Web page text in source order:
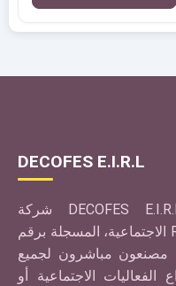
DECOFES E.I.R.L
شركة DECOFES E.I.R.L. لتزيين الحفلات والمناسبات
الاجتماعية، المسجلة برقم RUC 20608890182، بخبرة تزيد عن
مصنعون مباشرون لجميع
الفعاليات الاجتماعية أو